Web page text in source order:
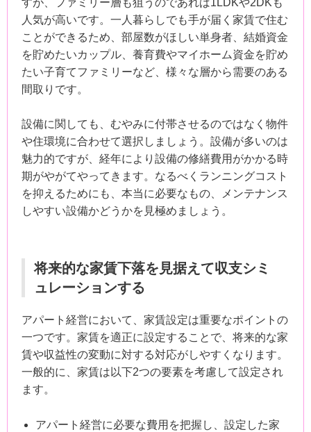
人気が高いです。一人暮らしでも手が届く家賃で住む
ことができるため、部屋数がほしい単身者、結婚資金
を貯めたいカップル、養育費やマイホーム資金を貯め
たい子育てファミリーなど、様々な層から需要のある
間取りです。
設備に関しても、むやみに付帯させるのではなく物件
や住環境に合わせて選択しましょう。設備が多いのは
魅力的ですが、経年により設備の修繕費用がかかる時
期がやがてやってきます。なるべくランニングコスト
を抑えるためにも、本当に必要なもの、メンテナンス
しやすい設備かどうかを見極めましょう。
将来的な家賃下落を見据えて収支シミ
ュレーションする
アパート経営において、家賃設定は重要なポイントの
一つです。家賃を適正に設定することで、将来的な家
賃や収益性の変動に対する対応がしやすくなります。
一般的に、家賃は以下2つの要素を考慮して設定され
ます。
アパート経営に必要な費用を把握し、設定した家